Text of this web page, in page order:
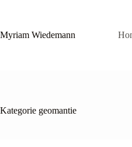
Myriam Wiedemann
Kategorie geomantie